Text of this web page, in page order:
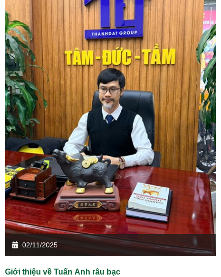
02/11/2025
Giới thiệu về Tuấn Anh râu bạc